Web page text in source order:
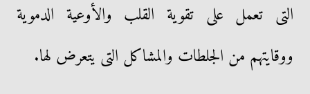
التى تعمل على تقوية القلب والأوعية الدموية
ووقايتهم من الجلطات والمشاكل التى يتعرض لها.